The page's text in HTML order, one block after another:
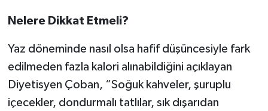
Nelere Dikkat Etmeli?
Yaz döneminde nasıl olsa hafif düşüncesiyle fark
edilmeden fazla kalori alınabildiğini açıklayan
Diyetisyen Çoban, “Soğuk kahveler, şuruplu
içecekler, dondurmalı tatlılar, sık dışarıdan